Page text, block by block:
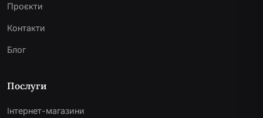
Проєкти
Контакти
Блог
Послуги
Інтернет-магазини